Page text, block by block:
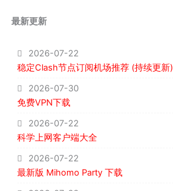
最新更新
2026-07-22
稳定Clash节点订阅机场推荐 (持续更新)
2026-07-30
免费VPN下载
2026-07-22
科学上网客户端大全
2026-07-22
最新版 Mihomo Party 下载